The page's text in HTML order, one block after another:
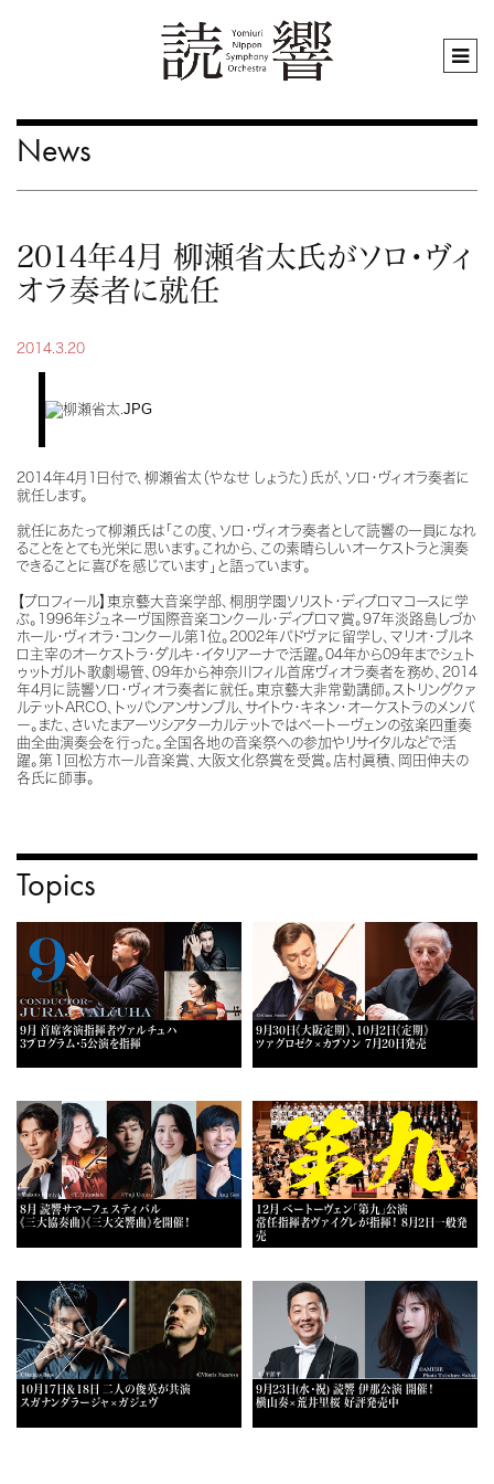
News
2014年4月 柳瀬省太氏がソロ・ヴィ
オラ奏者に就任
2014.3.20
2014年4月1日付で、柳瀬省太（やなせ しょうた）氏が、ソロ・ヴィオラ奏者に
就任します。
就任にあたって柳瀬氏は「この度、ソロ・ヴィオラ奏者として読響の一員になれ
ることをとても光栄に思います。これから、この素晴らしいオーケストラと演奏
できることに喜びを感じています」と語っています。
【プロフィール】東京藝大音楽学部、桐朋学園ソリスト・ディプロマコースに学
ぶ。1996年ジュネーヴ国際音楽コンクール・ディプロマ賞。97年淡路島しづか
ホール・ヴィオラ・コンクール第1位。2002年パドヴァに留学し、マリオ・ブルネ
ロ主宰のオーケストラ・ダルキ・イタリアーナで活躍。04年から09年までシュト
ゥットガルト歌劇場管、09年から神奈川フィル首席ヴィオラ奏者を務め、2014
年4月に読響ソロ・ヴィオラ奏者に就任。東京藝大非常勤講師。ストリングクァ
ルテットARCO、トッパンアンサンブル、サイトウ・キネン・オーケストラのメンバ
ー。また、さいたまアーツシアターカルテットではベートーヴェンの弦楽四重奏
曲全曲演奏会を行った。全国各地の音楽祭への参加やリサイタルなどで活
躍。第１回松方ホール音楽賞、大阪文化祭賞を受賞。店村眞積、岡田伸夫の
各氏に師事。
Topics
9月 首席客演指揮者ヴァルチュハ
3プログラム・5公演を指揮
9月30日《大阪定期》、10月2日《定期》
ツァグロゼク×カプソン 7月20日発売
8月 読響サマーフェスティバル
《三大協奏曲》《三大交響曲》を開催！
12月 ベートーヴェン「第九」公演
常任指揮者ヴァイグレが指揮！ 8月2日一般発
売
10月17日＆18日 二人の俊英が共演
スガナンダラージャ×ガジェヴ
9月23日(水・祝) 読響 伊那公演 開催！
横山奏×荒井里桜 好評発売中